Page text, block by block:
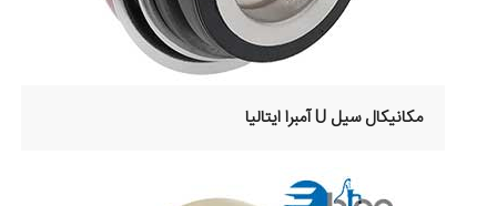
مکانیکال سیل U آمبرا ایتالیا